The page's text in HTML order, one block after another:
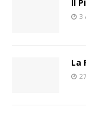
Il
3
La